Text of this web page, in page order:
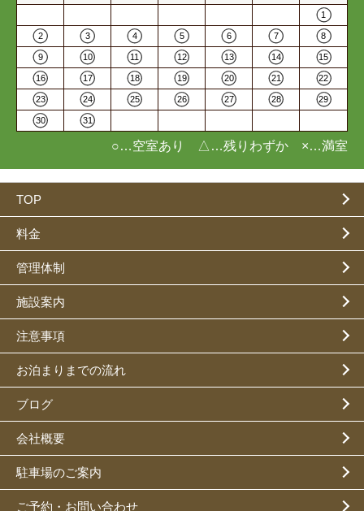
1
2 3 4 5 6 7 8
9 10 11 12 13 14 15
16 17 18 19 20 21 22
23 24 25 26 27 28 29
30 31
○…空室あり △…残りわずか ×…満室
TOP
料金
管理体制
施設案内
注意事項
お泊まりまでの流れ
ブログ
会社概要
駐車場のご案内
ご予約・お問い合わせ